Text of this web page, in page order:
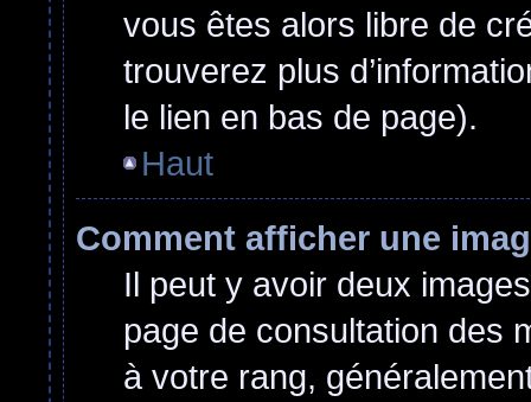
vous êtes alors libre de
trouverez plus
le lien en bas de page).
Haut
Comment afficher une
Il peut y avoir deux
page de consultation des
à votre rang,